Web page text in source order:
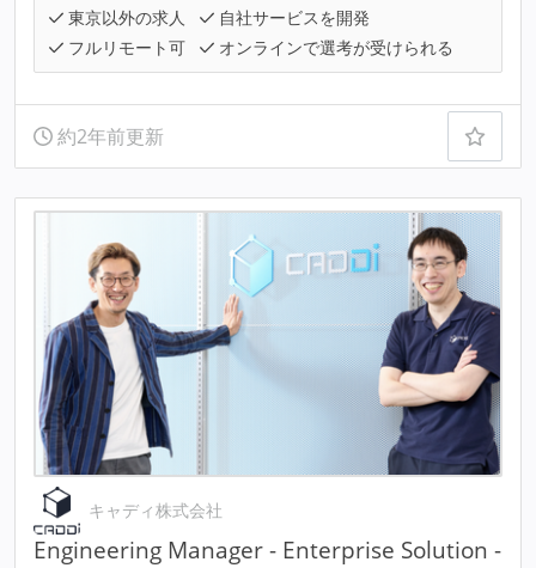
東京以外の求人
自社サービスを開発
フルリモート可
オンラインで選考が受けられる
約2年前更新
キャディ株式会社
Engineering Manager - Enterprise Solution -